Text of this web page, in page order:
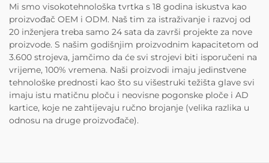
Mi smo visokotehnološka tvrtka s 18 godina iskustva kao
proizvođač OEM i ODM. Naš tim za istraživanje i razvoj od
20 inženjera treba samo 24 sata da završi projekte za nove
proizvode. S našim godišnjim proizvodnim kapacitetom od
3.600 strojeva, jamčimo da će svi strojevi biti isporučeni na
vrijeme, 100% vremena. Naši proizvodi imaju jedinstvene
tehnološke prednosti kao što su višestruki težišta glave svi
imaju istu matičnu ploču i neovisne pogonske ploče i AD
kartice, koje ne zahtijevaju ručno brojanje (velika razlika u
odnosu na druge proizvođače).